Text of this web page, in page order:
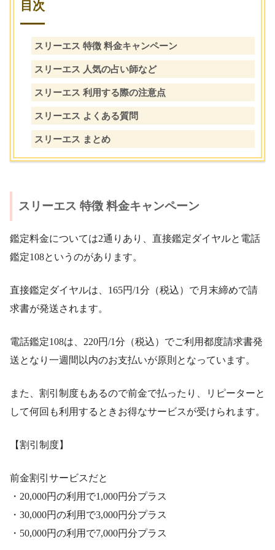
目次
スリーエス 特徴 料金キャンペーン
スリーエス 人気の占い師など
スリーエス 利用する際の注意点
スリーエス よくある質問
スリーエス まとめ
スリーエス 特徴 料金キャンペーン
鑑定料金については2通りあり、直接鑑定ダイヤルと電話
鑑定108というのがあります。
直接鑑定ダイヤルは、165円/1分（税込）で月末締めで請
求書が発送されます。
電話鑑定108は、220円/1分（税込）でご利用都度請求書発
送となり一週間以内のお支払いが原則となっています。
また、割引制度もあるので前金で払ったり、リピーターと
して何回も利用するときお得なサービスが受けられます。
【割引制度】
前金割引サービスだと
・20,000円の利用で1,000円分プラス
・30,000円の利用で3,000円分プラス
・50,000円の利用で7,000円分プラス